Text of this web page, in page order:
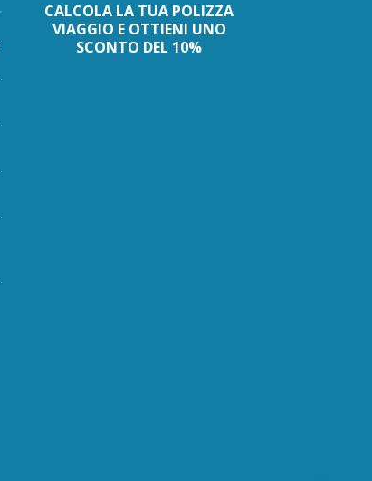
CALCOLA LA TUA POLIZZA
VIAGGIO E OTTIENI UNO
SCONTO DEL 10%